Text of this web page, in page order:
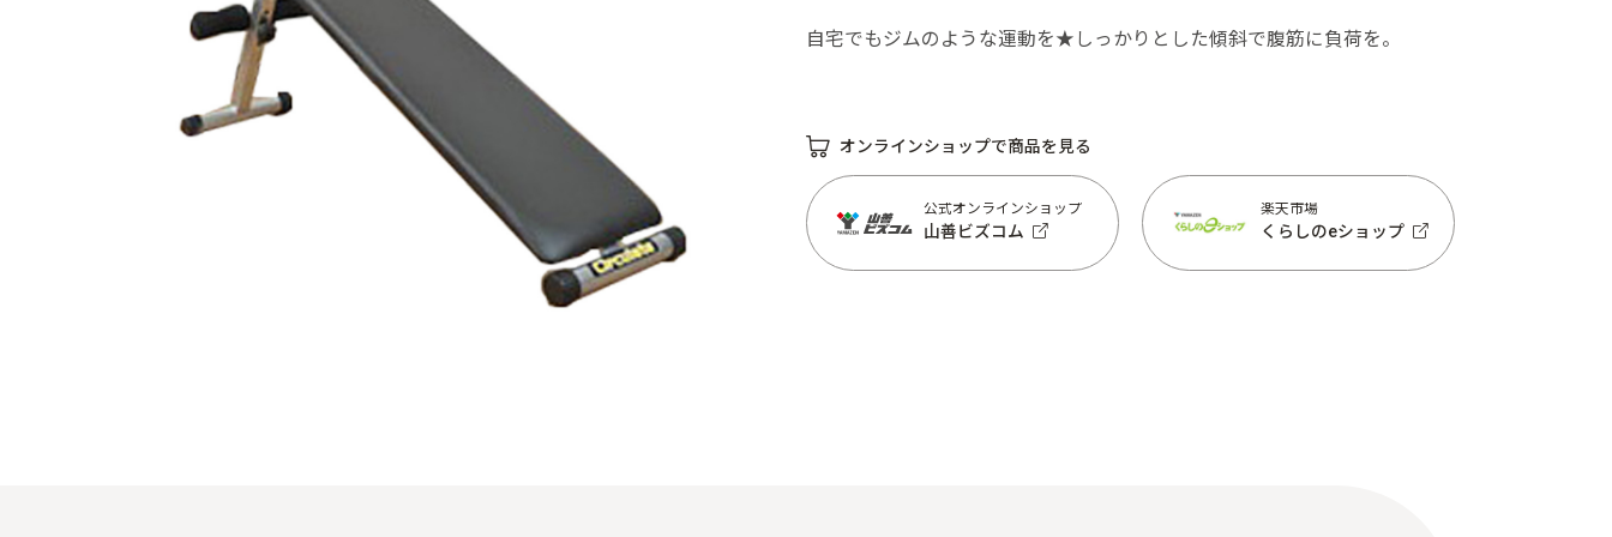
自宅でもジムのような運動を★しっかりとした傾斜で腹筋に負荷を。
オンラインショップで商品を見る
公式オンラインショップ
山善ビズコム
楽天市場
くらしのeショップ